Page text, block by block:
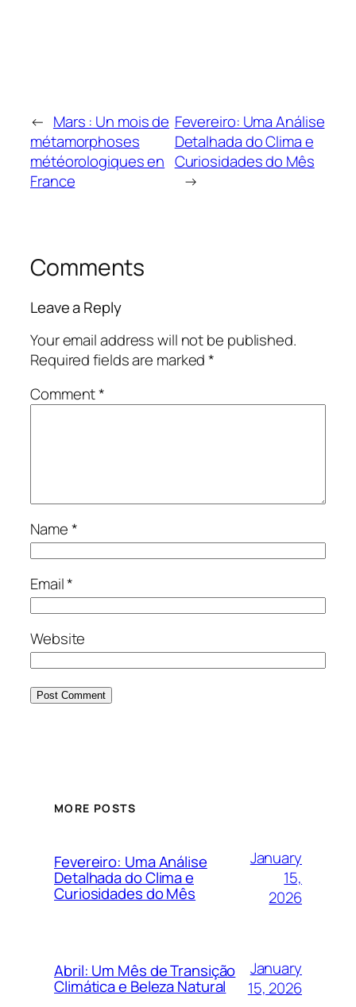
← Mars : Un mois de
métamorphoses
météorologiques en
France
Fevereiro: Uma Análise
Detalhada do Clima e
Curiosidades do Mês
→
Comments
Leave a Reply
Your email address will not be published.
Required fields are marked*
Comment*
Name*
Email*
Website
MORE POSTS
Fevereiro: Uma Análise
Detalhada do Clima e
Curiosidades do Mês
January
15,
2026
Abril: Um Mês de Transição
Climática e Beleza Natural
January
15, 2026